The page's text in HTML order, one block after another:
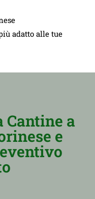
adatto alle tue
Cantine a
e